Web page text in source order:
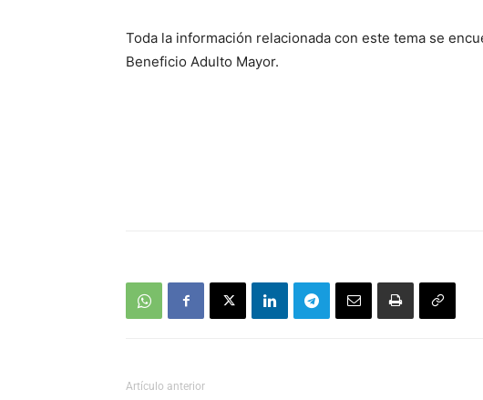
Toda la información relacionada con este tema se
Beneficio Adulto Mayor.
Artículo anterior